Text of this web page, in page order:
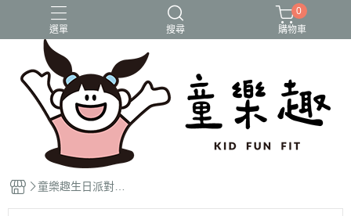
選單 搜尋
Overseas Returnees 兒童營隊 台北營隊
海外歸國營
海外親子團
0
購物車
童樂趣生日派對包